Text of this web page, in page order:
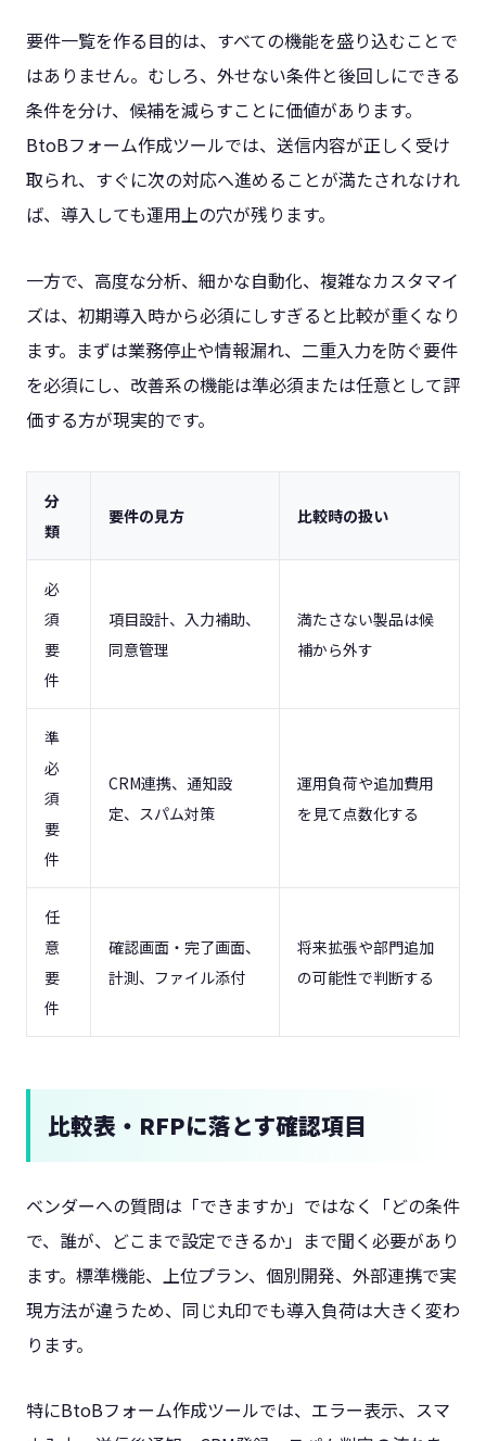
要件一覧を作る目的は、すべての機能を盛り込むことで
はありません。むしろ、外せない条件と後回しにできる
条件を分け、候補を減らすことに価値があります。
BtoBフォーム作成ツールでは、送信内容が正しく受け
取られ、すぐに次の対応へ進めることが満たされなけれ
ば、導入しても運用上の穴が残ります。
一方で、高度な分析、細かな自動化、複雑なカスタマイ
ズは、初期導入時から必須にしすぎると比較が重くなり
ます。まずは業務停止や情報漏れ、二重入力を防ぐ要件
を必須にし、改善系の機能は準必須または任意として評
価する方が現実的です。
分
類
要件の見方 比較時の扱い
必
須
要
件
項目設計、入力補助、
同意管理
満たさない製品は候
補から外す
準
必
須
要
件
CRM連携、通知設
定、スパム対策
運用負荷や追加費用
を見て点数化する
任
意
要
件
確認画面・完了画面、
計測、ファイル添付
将来拡張や部門追加
の可能性で判断する
比較表・RFPに落とす確認項目
ベンダーへの質問は「できますか」ではなく「どの条件
で、誰が、どこまで設定できるか」まで聞く必要があり
ます。標準機能、上位プラン、個別開発、外部連携で実
現方法が違うため、同じ丸印でも導入負荷は大きく変わ
ります。
特にBtoBフォーム作成ツールでは、エラー表示、スマ